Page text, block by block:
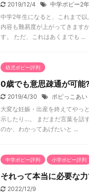
2019/12/4
中学ポピー2
中学2年生になると、これまで
内容も難易度が上がってきます
す。 ただ、これはあくまでも ...
幼児ポピー評判
0歳でも意思疎通が可能
2019/4/30
ポピっこあい
大変な妊娠・出産を終えてやっ
示したり…。 まだまだ言葉を話
のか、わかってあげたいと ...
中学ポピー評判 小学ポピー評判
それって本当に必要な
2022/12/9